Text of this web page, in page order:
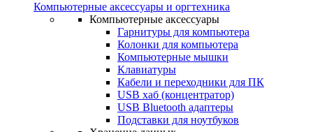
Компьютерные аксессуары и оргтехника
Компьютерные аксессуары
Гарнитуры для компьютера
Колонки для компьютера
Компьютерные мышки
Клавиатуры
Кабели и переходники для ПК
USB хаб (концентратор)
USB Bluetooth адаптеры
Подставки для ноутбуков